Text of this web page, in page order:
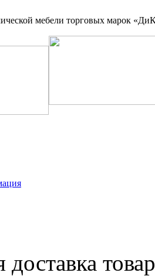
мебели торговых марок
доставка